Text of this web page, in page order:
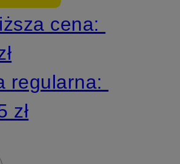
cena:
regularna:
zł
mieszanki